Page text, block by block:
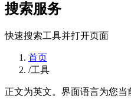
搜索服务
快速搜索工具并打开页面
首页
/工具
正文为英文。界面语言为您当